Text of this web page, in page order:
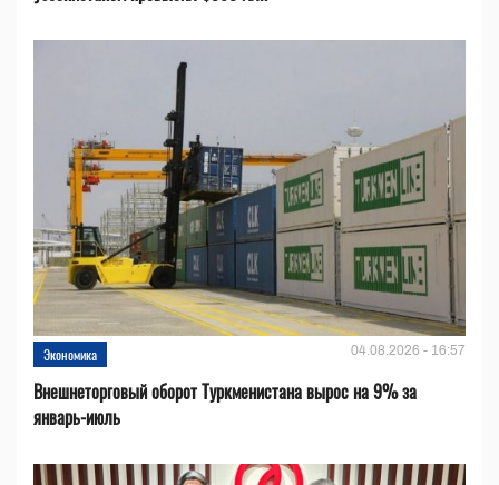
Экономика 04.08.2026 - 16:57
Внешнеторговый оборот Туркменистана вырос на 9% за
январь-июль